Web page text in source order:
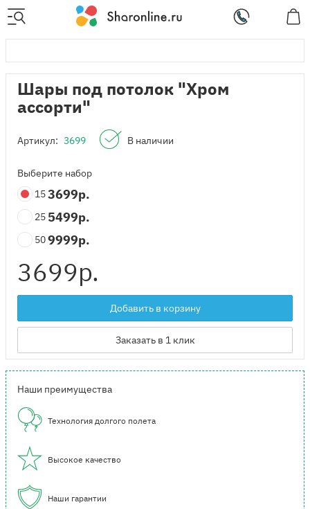
Шары под потолок "Хром
ассорти"
Артикул: 3699 В наличии
Выберите набор
153699р.
25 5499р.
509999р.
3699р.
Добавить в корзину
Заказать в 1 клик
Наши преимущества
Технология долгого полета
Высокое качество
Наши гарантии